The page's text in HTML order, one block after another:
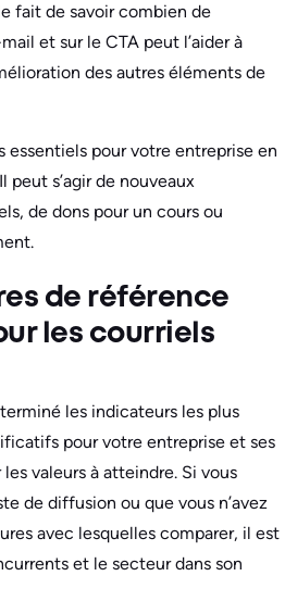
fait de savoir combien de
et sur le CTA peut l’aider à
des autres éléments de
essentiels pour votre entreprise en
s’agir de nouveaux
de dons pour un cours ou
de référence
les courriels
les indicateurs les plus
pour votre entreprise et ses
valeurs à atteindre. Si vous
de diffusion ou que vous n’avez
avec lesquelles comparer, il est
et le secteur dans son